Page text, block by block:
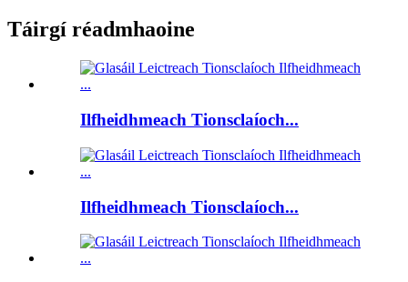
Táirgí réadmhaoine
Ilfheidhmeach Tionsclaíoch...
Ilfheidhmeach Tionsclaíoch...